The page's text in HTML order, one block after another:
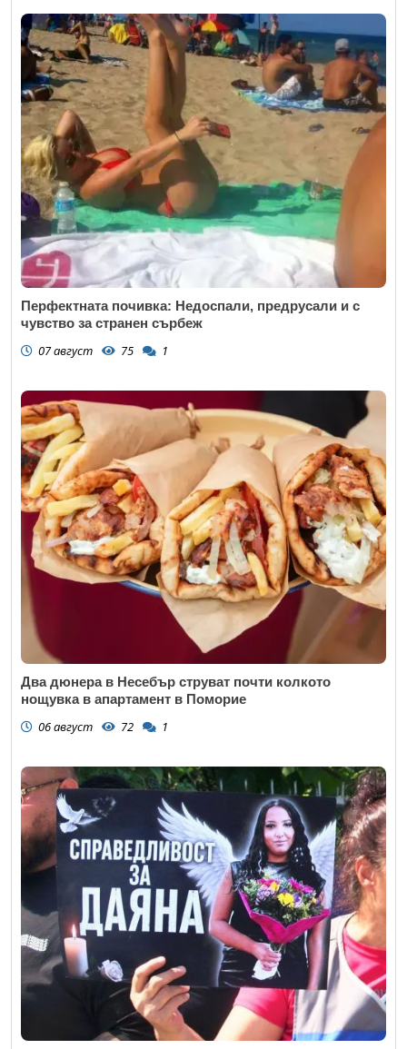
Перфектната почивка: Недоспали, предрусали и с
чувство за странен сърбеж
07 август 75 1
Два дюнера в Несебър струват почти колкото
нощувка в апартамент в Поморие
06 август 72 1